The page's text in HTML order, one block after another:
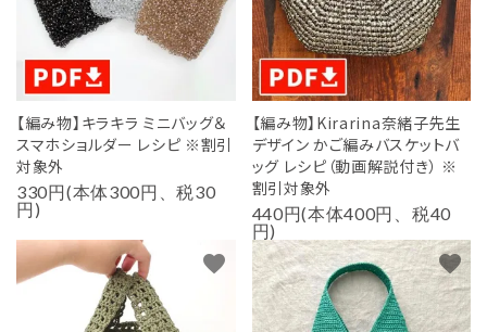
WORKSHOP
講座
NEWS
お知らせ
SHOP
店舗
CONTACT
お問い合わせ
【編み物】キラキラ ミニバッグ＆
スマホショルダー レシピ ※割引
対象外
330円(本体300円、税30
円)
【編み物】Kirarina奈緒子先生
デザイン かご編みバスケットバ
ッグ レシピ（動画解説付き） ※
割引対象外
440円(本体400円、税40
円)
favorite favorite